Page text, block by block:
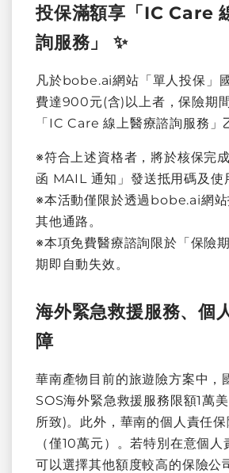
投保滿額享「IC Care
詢服務」 ✨
凡於bobe.ai網站「單人投保」
費達900元(含)以上者，保險期
「IC Care 線上醫療諮詢服務」
※符合上述資格者，將於核保完
函 MAIL 通知」發送抵用碼及使
※本活動僅限於透過bobe.ai網站
其他通路。
※本項免費醫療諮詢限於「保險
期即自動失效。
海外緊急救援服務、個
障
華南產物目前的旅遊險方案中，
SOS海外緊急救援服務限額1萬
所致)。此外，華南的個人責任
（僅10萬元）。若特別在意個人
可以選擇其他額度較高的保險公